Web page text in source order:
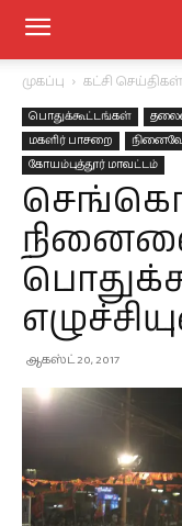
முகப்பு கட்சி செய்திகள்
பொதுக்கூட்டங்கள்
மகளிர் பாசறை
கோயம்புத்தூர் மாவட்டம்
ஆகஸ்ட் 20, 2017